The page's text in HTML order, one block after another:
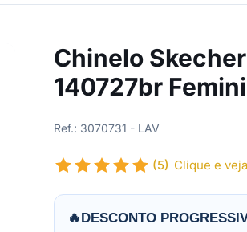
Chinelo
140727br
Ref.: 3070731 - LAV
(5) Clique e
🔥DESCONTO